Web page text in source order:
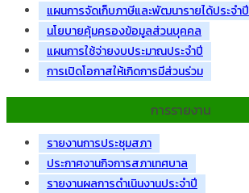
แผนการจัดเก็บภาษีและพัฒนารายได้ประจำปี
นโยบายคุ้มครองข้อมูลส่วนบุคคล
แผนการใช้จ่ายงบประมาณประจำปี
การเปิดโอกาสให้เกิดการมีส่วนร่วม
การรายงาน
รายงานการประชุมสภา
ประกาศงานกิจการสภาเทศบาล
รายงานผลการดำเนินงานประจำปี